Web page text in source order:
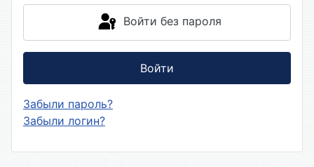
Войти без пароля
Войти
Забыли пароль?
Забыли логин?